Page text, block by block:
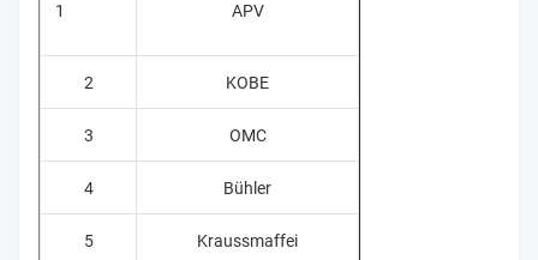
1 APV
2 KOBE
3 OMC
4 Bühler
5 Kraussmaffei